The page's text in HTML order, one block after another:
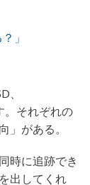
」
、
。それぞれの
」がある。
時に追跡でき
出してくれ